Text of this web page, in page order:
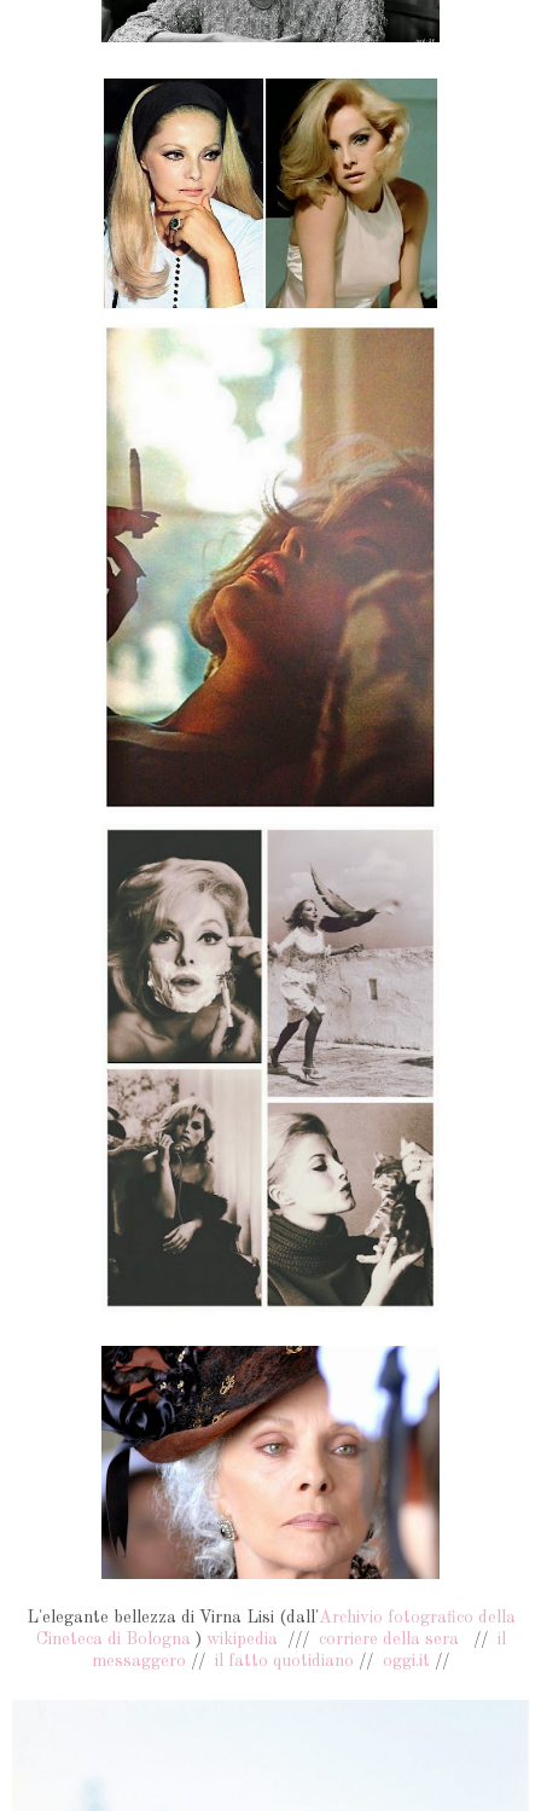
L'elegante bellezza di Virna Lisi (dall'Archivio fotografico della
Cineteca di Bologna ) wikipedia /// corriere della sera // il
messaggero // il fatto quotidiano // oggi.it //